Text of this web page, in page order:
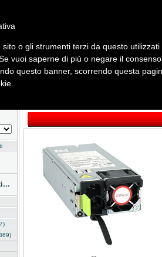
Dati Cliente Servizi Company
Fotografia Telefonia Audio Video
sito o gli strumenti terzi da questo
vuoi saperne di più o negare il
questo banner, scorrendo questa